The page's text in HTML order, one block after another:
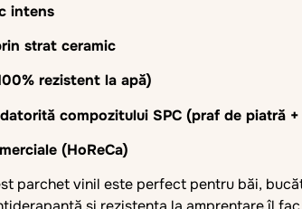
intens
strat ceramic
rezistent la apă)
compozitului SPC (praf de piatră
(HoReCa)
parchet vinil este perfect pentru băi,